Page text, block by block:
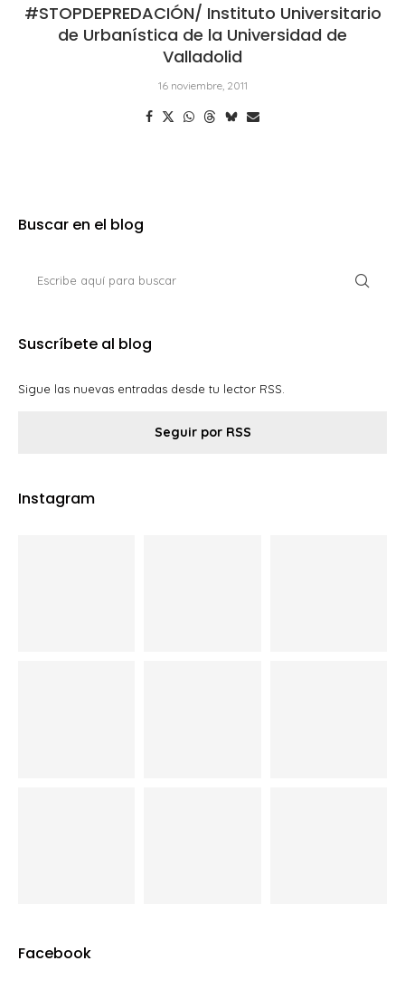
#STOPDEPREDACIÓN/ Instituto Universitario
de Urbanística de la Universidad de
Valladolid
16 noviembre, 2011
Buscar en el blog
Suscríbete al blog
Sigue las nuevas entradas desde tu lector RSS.
Seguir por RSS
Instagram
Facebook